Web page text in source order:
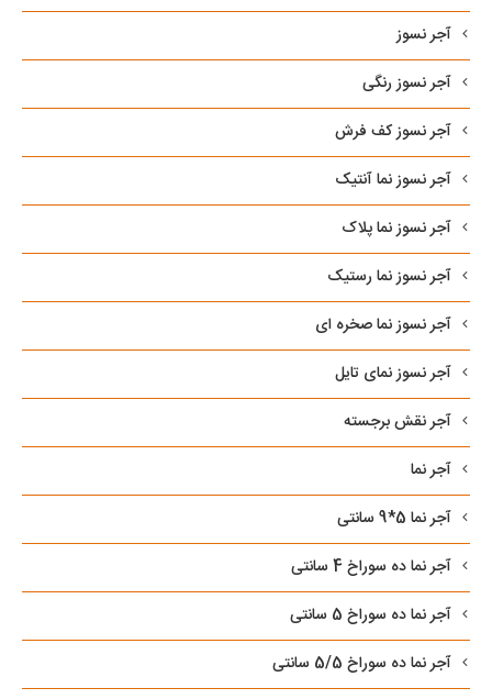
آجر نسوز
آجر نسوز رنگی
آجر نسوز کف فرش
آجر نسوز نما آنتیک
آجر نسوز نما پلاک
آجر نسوز نما رستیک
آجر نسوز نما صخره ای
آجر نسوز نمای تایل
آجر نقش برجسته
آجر نما
آجر نما 5*9 سانتی
آجر نما ده سوراخ 4 سانتی
آجر نما ده سوراخ 5 سانتی
آجر نما ده سوراخ 5/5 سانتی